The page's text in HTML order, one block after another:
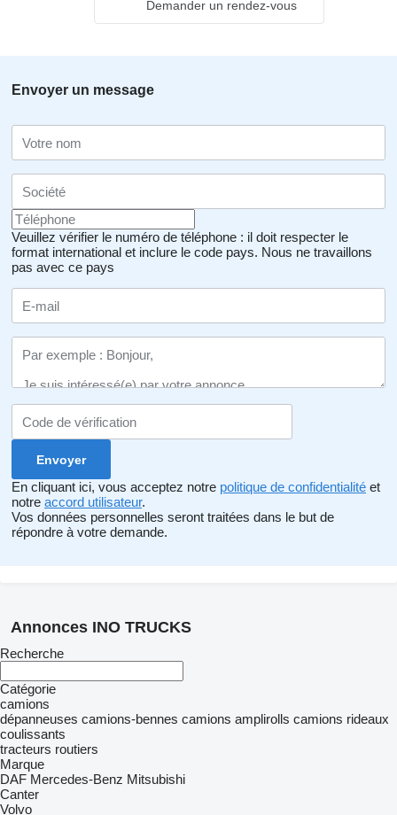
Demander un rendez-vous
Envoyer un message
Veuillez vérifier le numéro de téléphone : il doit respecter le
format international et inclure le code pays. Nous ne travaillons
pas avec ce pays
En cliquant ici, vous acceptez notre politique de confidentialité et
notre accord utilisateur.
Vos données personnelles seront traitées dans le but de
répondre à votre demande.
Annonces INO TRUCKS
Recherche
Catégorie
camions
dépanneuses camions-bennes camions amplirolls camions rideaux
coulissants
tracteurs routiers
Marque
DAF Mercedes-Benz Mitsubishi
Canter
Volvo